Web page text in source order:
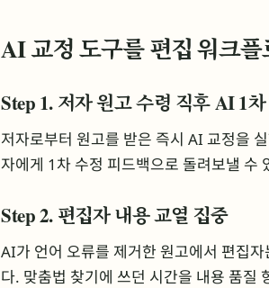
AI 교정 도구를 편집 워크
Step 1. 저자 원고 수령 직후 AI 1
저자로부터 원고를 받은 즉시 AI 교정을
자에게 1차 수정 피드백으로 돌려보낼 수
Step 2. 편집자 내용 교열 집중
AI가 언어 오류를 제거한 원고에서 편집
다. 맞춤법 찾기에 쓰던 시간을 내용 품질